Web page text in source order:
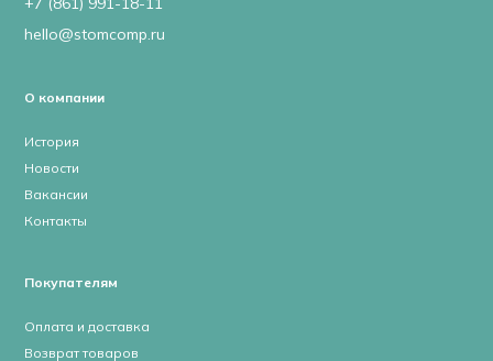
hello@stomcomp.ru
О компании
История
Новости
Вакансии
Контакты
Покупателям
Оплата и доставка
Возврат товаров